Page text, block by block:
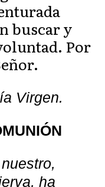
buscar y
Por
Virgen.
ha